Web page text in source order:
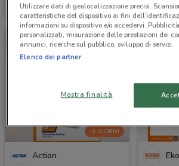
Scade mercoledì 4 km Scade
-3 GIORNI
Action
Utilizzare dati di geolocalizzazione precisi.
caratteristiche del dispositivo ai fini
informazioni su dispositivo e/o accedervi.
personalizzati, misurazione delle prestazioni dei
annunci, ricerche sul pubblico, sviluppo di servizi.
Elenco dei partner
Mostra finalità